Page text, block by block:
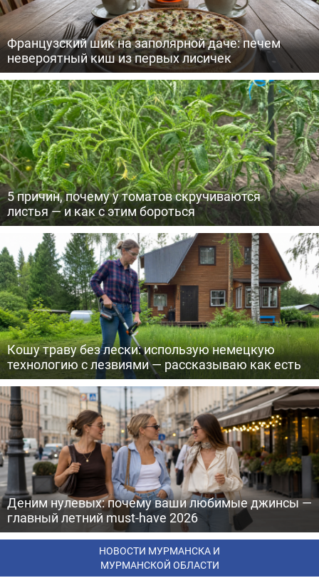
Французский шик на заполярной даче: печем
невероятный киш из первых лисичек
5 причин, почему у томатов скручиваются
листья — и как с этим бороться
Кошу траву без лески: использую немецкую
технологию с лезвиями — рассказываю как есть
Деним нулевых: почему ваши любимые джинсы —
главный летний must-have 2026
НОВОСТИ МУРМАНСКА И
МУРМАНСКОЙ ОБЛАСТИ